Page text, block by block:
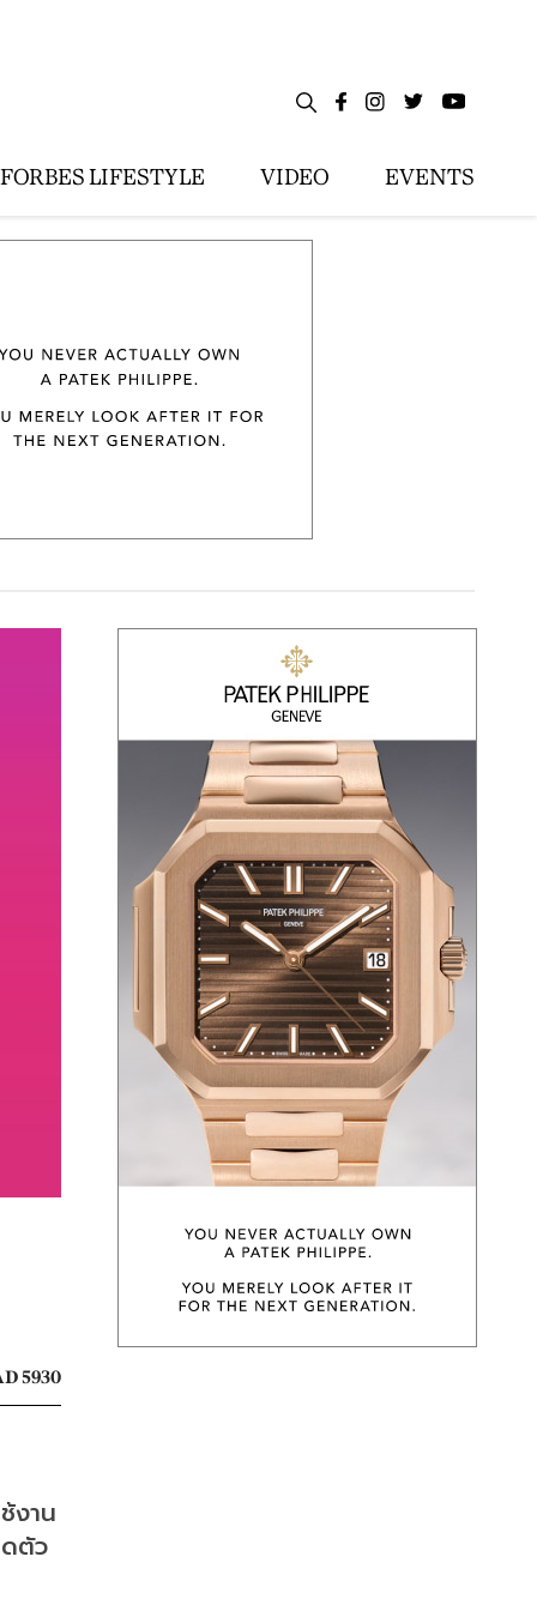
FORBES LIFESTYLE VIDEO EVENTS
5930
งาน
ตัว